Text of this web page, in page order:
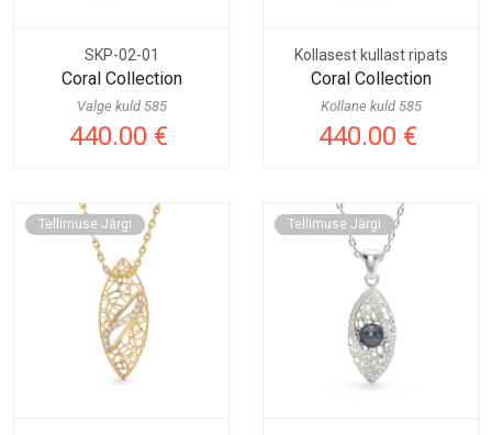
SKP-02-01
Coral Collection
Valge kuld 585
440.00 €
Kollasest kullast ripats
Coral Collection
Kollane kuld 585
440.00 €
Tellimuse Järgi Tellimuse Järgi